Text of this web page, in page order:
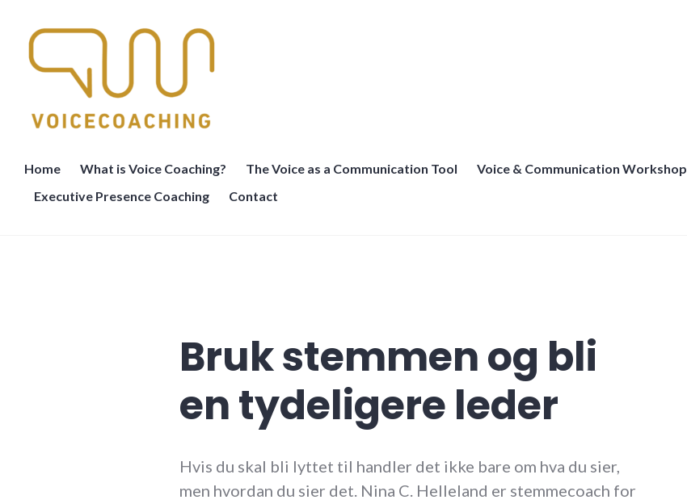
content
Home What is Voice Coaching? The Voice as a Communication Tool Voice & Communication Workshop
Executive Presence Coaching
Contact
Bruk stemmen og bli
en tydeligere leder
Hvis du skal bli lyttet til handler det ikke bare om hva du sier,
men hvordan du sier det. Nina C. Helleland er stemmecoach for